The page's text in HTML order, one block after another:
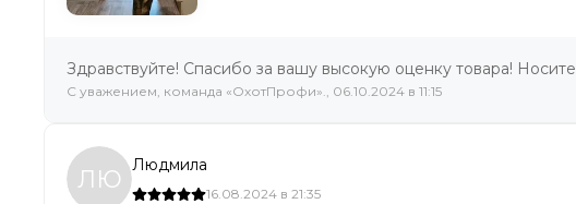
Здравствуйте! Спасибо за вашу высокую оценку товара!
C уважением, команда «ОхотПрофи»., 06.10.2024 в 11:15
ЛЮ Людмила
16.08.2024 в 21:35